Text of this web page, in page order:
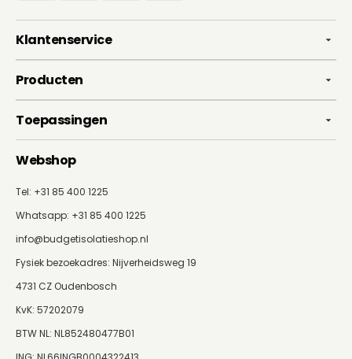
Klantenservice
Producten
Toepassingen
Webshop
Tel: +31 85 400 1225
Whatsapp: +31 85 400 1225
info@budgetisolatieshop.nl
Fysiek bezoekadres: Nijverheidsweg 19
4731 CZ Oudenbosch
KvK: 57202079
BTW NL: NL852480477B01